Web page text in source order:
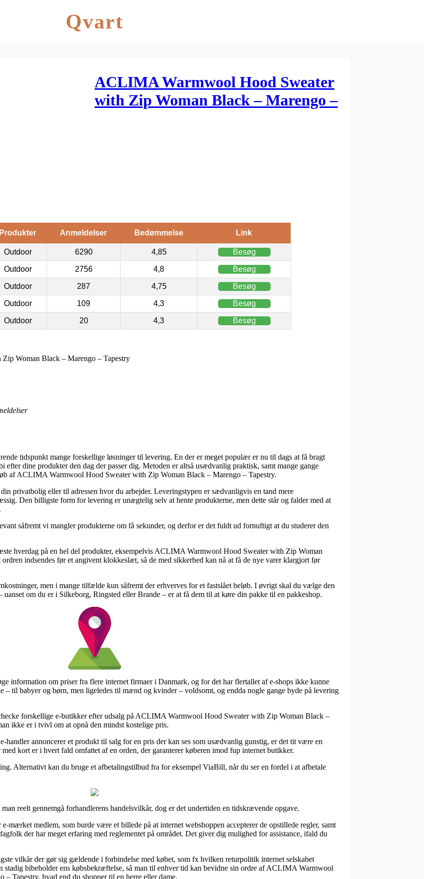
Qvart
ACLIMA Warmwool Hood Sweater
with Zip Woman Black – Marengo –
Produkter Anmeldelser Bedømmelse Link
Outdoor 6290 4,85 Besøg
Outdoor 2756 4,8 Besøg
Outdoor 287 4,75 Besøg
Outdoor 109 4,3 Besøg
Outdoor 20 4,3 Besøg
Woman Black – Marengo – Tapestry
tidspunkt mange forskellige løsninger til levering. En der er meget populær er nu til dags at få bragt
efter dine produkter den dag der passer dig. Metoden er altså usædvanlig praktisk, samt mange gange
af ACLIMA Warmwool Hood Sweater with Zip Woman Black – Marengo – Tapestry.
privatbolig eller til adressen hvor du arbejder. Leveringstypen er sædvanligvis en tand mere
Den billigste form for levering er unægtelig selv at hente produkterne, men dette står og falder med at
såfremt vi mangler produkterne om få sekunder, og derfor er det fuldt ud fornuftigt at du studerer den
hverdag på en hel del produkter, eksempelvis ACLIMA Warmwool Hood Sweater with Zip Woman
indsendes før et angivent klokkeslæt, så de med sikkerhed kan nå at få de nye varer klargjort før
men i mange tilfælde kun såfremt der erhverves for et fastslået beløb. I øvrigt skal du vælge den
uanset om du er i Silkeborg, Ringsted eller Brande – er at få dem til at køre din pakke til en pakkeshop.
information om priser fra flere internet firmaer i Danmark, og for det har flertallet af e-shops ikke kunne
– til babyer og børn, men ligeledes til mænd og kvinder – voldsomt, og endda nogle gange byde på levering
forskellige e-butikker efter udsalg på ACLIMA Warmwool Hood Sweater with Zip Woman Black –
ikke er i tvivl om at opnå den mindst kostelige pris.
handler annoncerer et produkt til salg for en pris der kan ses som usædvanlig gunstig, er det tit være en
kort er i hvert fald omfattet af en orden, der garanterer køberen imod fup internet butikker.
Alternativt kan du bruge et afbetalingstilbud fra for eksempel ViaBill, når du ser en fordel i at afbetale
reelt gennemgå forhandlerens handelsvilkår, dog er det undertiden en tidskrævende opgave.
mærket medlem, som burde være et billede på at internet webshoppen accepterer de opstillede regler, samt
der har meget erfaring med reglementet på området. Det giver dig mulighed for assistance, ifald du
vilkår der gør sig gældende i forbindelse med købet, som fx hvilken returpolitik internet selskabet
stadig bibeholder ens købsbekræftelse, så man til enhver tid kan bevidne sin ordre af ACLIMA Warmwool
Tapestry, hvad end du shopper til en herre eller dame.